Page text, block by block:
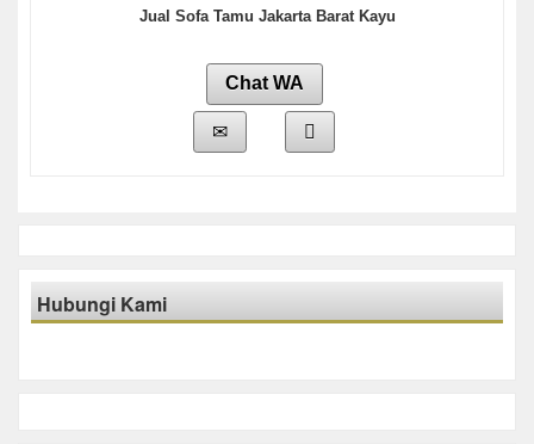
Jual Sofa Tamu Jakarta Barat Kayu
Chat WA
Hubungi Kami